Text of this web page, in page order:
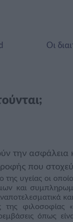
Οι
την ασφάλεια
που
της υγείας οι
και
φιλοσοφίας
όπως είναι